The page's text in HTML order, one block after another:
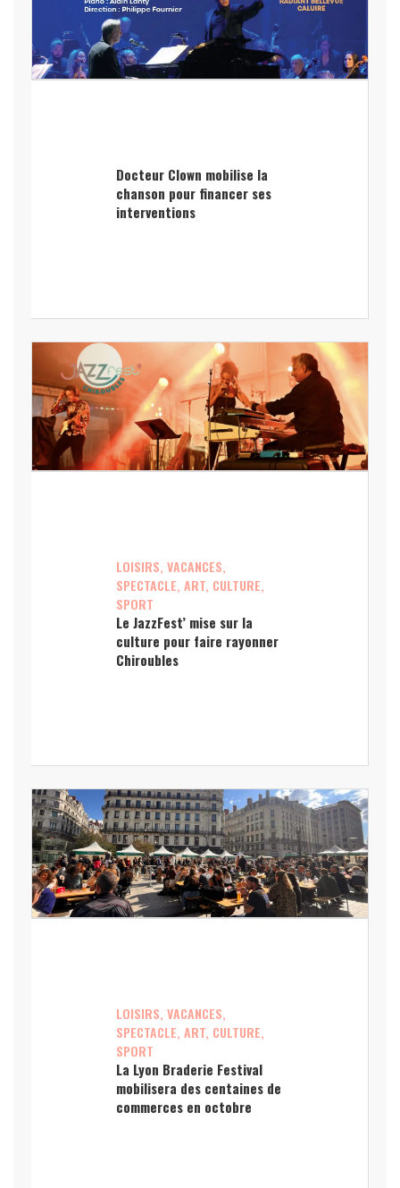
Docteur Clown mobilise la
chanson pour financer ses
interventions
LOISIRS, VACANCES,
SPECTACLE, ART, CULTURE,
SPORT
Le JazzFest’ mise sur la
culture pour faire rayonner
Chiroubles
LOISIRS, VACANCES,
SPECTACLE, ART, CULTURE,
SPORT
La Lyon Braderie Festival
mobilisera des centaines de
commerces en octobre